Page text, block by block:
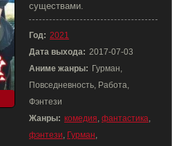
существами.
Год: 2021
Дата выхода: 2017-07-03
Аниме жанры: Гурман,
Повседневность, Работа,
Фэнтези
Жанры: комедия, фантастика,
фэнтези, Гурман,